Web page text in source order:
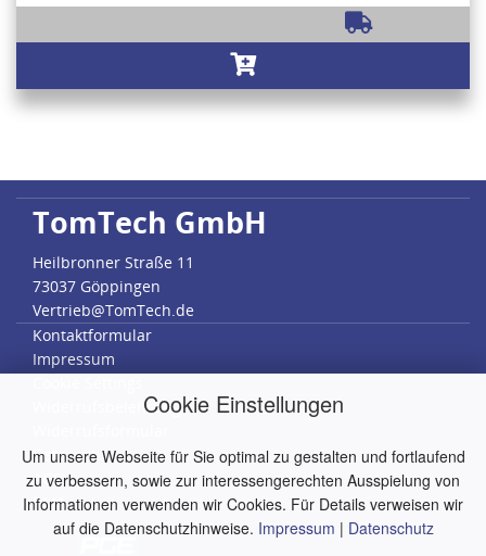
Cookie Einstellungen
Um unsere Webseite für Sie optimal zu gestalten und fortlaufend
zu verbessern, sowie zur interessengerechten Ausspielung von
Informationen verwenden wir Cookies. Für Details verweisen wir
auf die Datenschutzhinweise. Impressum | Datenschutz
TomTech GmbH
Heilbronner Straße 11
73037 Göppingen
Vertrieb@TomTech.de
Kontaktformular
Impressum
Widerrufsbelehrung
Datenschutz
AGB
RMA